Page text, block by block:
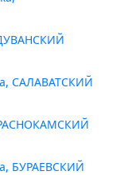
САЛАВАТСКИЙ
БУРАЕВСКИЙ